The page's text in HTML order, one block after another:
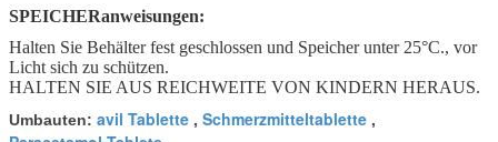
SPEICHERanweisungen:
Halten Sie Behälter fest geschlossen und Speicher unter 25°C., vor
Licht sich zu schützen.
HALTEN SIE AUS REICHWEITE VON KINDERN HERAUS.
Umbauten: avil Tablette , Schmerzmitteltablette ,